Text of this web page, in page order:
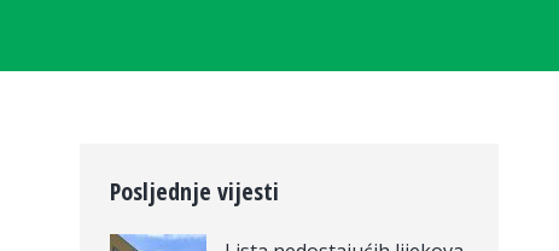
Posljednje vijesti